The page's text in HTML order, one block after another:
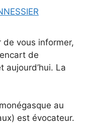
vous informer,
de
aujourd’hui. La
au
est évocateur.